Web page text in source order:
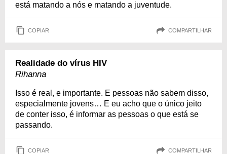
está matando a nós e matando a juventude.
COPIAR COMPARTILHAR
Realidade do vírus HIV
Rihanna
Isso é real, e importante. E pessoas não sabem disso,
especialmente jovens… E eu acho que o único jeito
de conter isso, é informar as pessoas o que está se
passando.
COPIAR COMPARTILHAR